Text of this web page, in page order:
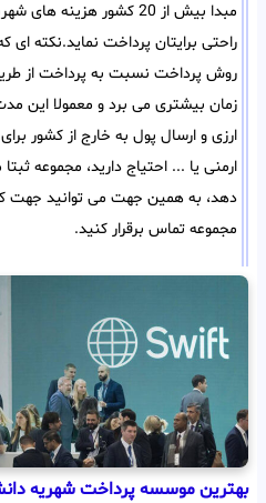
مبدا بیش از 20 کشور هزینه
راحتی برایتان پرداخت نماید.نکته
روش پرداخت نسبت به پرداخت از
ارزی و ارسال پول به خارج از کشور
ارمنی یا ... احتیاج دارید، مجموعه ثبتا
دهد، به همین جهت می توانید جهت
مجموعه تماس برقرار کنید.
بهترین موسسه پرداخت شهریه